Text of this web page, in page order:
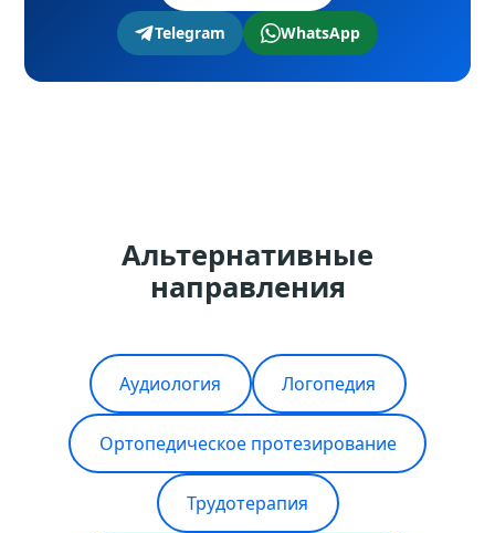
Telegram WhatsApp
Альтернативные
направления
Аудиология Логопедия
Ортопедическое протезирование
Трудотерапия